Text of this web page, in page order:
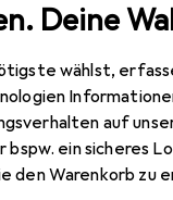
Deine
wählst,
auf
bspw. ein sicheres
den Warenkorb zu
Atlas
EUR
112,26
Atlas
14 Grössen